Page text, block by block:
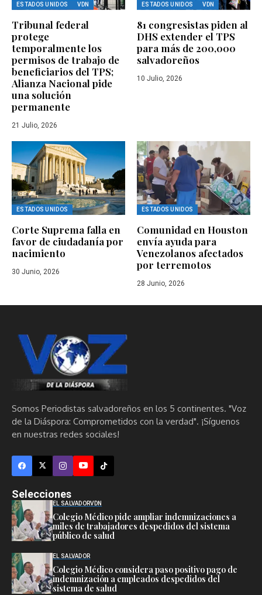
ESTADOS UNIDOS VDN
Tribunal federal
protege
temporalmente los
permisos de trabajo de
beneficiarios del TPS;
Alianza Nacional pide
una solución
permanente
21 Julio, 2026
ESTADOS UNIDOS VDN
81 congresistas piden al
DHS extender el TPS
para más de 200,000
salvadoreños
10 Julio, 2026
ESTADOS UNIDOS
Corte Suprema falla en
favor de ciudadanía por
nacimiento
30 Junio, 2026
ESTADOS UNIDOS
Comunidad en Houston
envía ayuda para
Venezolanos afectados
por terremotos
28 Junio, 2026
Somos Periodistas salvadoreños en los 5 continentes. "Voz
de la Diáspora: Comprometidos con la verdad". ¡Síguenos
en nuestras redes sociales!
Selecciones
EL SALVADORVDN
Colegio Médico pide ampliar indemnizaciones a
miles de trabajadores despedidos del sistema
público de salud
EL SALVADOR
Colegio Médico considera paso positivo pago de
indemnización a empleados despedidos del
sistema de salud